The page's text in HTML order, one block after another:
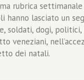
rubrica
hanno lasciato un
soldati, dogi,
dei natali.